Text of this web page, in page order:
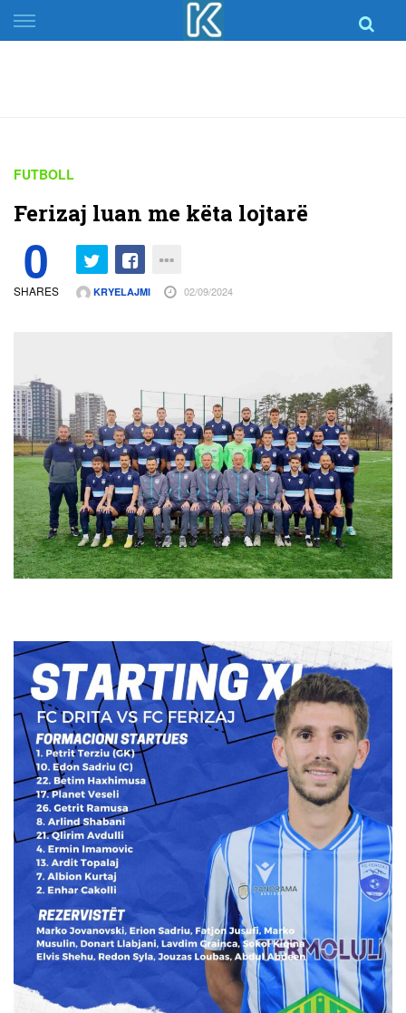
Skip
to
FUTBOLL
Ferizaj luan me këta lojtarë
0
SHARES KRYELAJMI 02/09/2024